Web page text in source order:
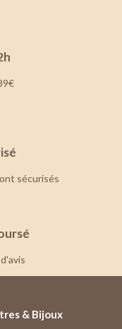
sécurisés
& Bijoux